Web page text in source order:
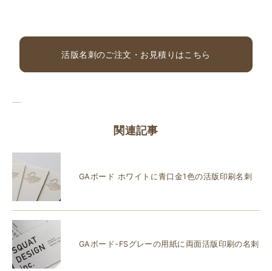
活版名刺のご注文・お見積りはこちら
関連記事
GAボード ホワイトに青口金1色の活版印刷名刺
GAボード-FSグレーの用紙に両面活版印刷の名刺